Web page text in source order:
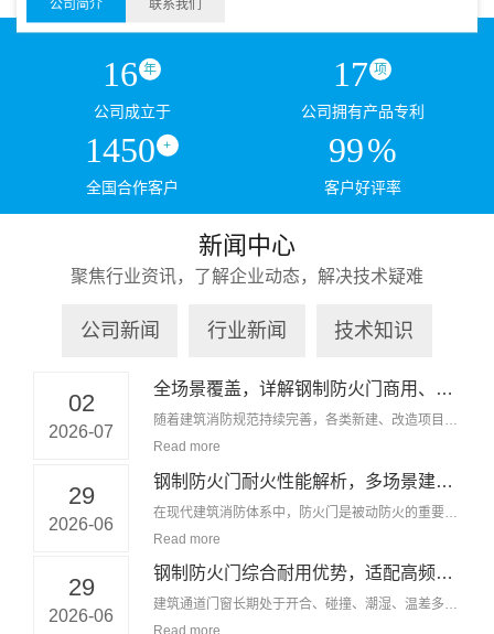
公司简介 联系我们
16 年
公司成立于
17 项
公司拥有产品专利
1450 +
全国合作客户
99%
客户好评率
新闻中心
聚焦行业资讯，了解企业动态，解决技术疑难
公司新闻 行业新闻 技术知识
02
2026-07
全场景覆盖，详解钢制防火门商用、工业多元...
随着建筑消防规范持续完善，各类新建、改造项目均
需配套对应等级防火分隔构件，钢制防火门凭借分级
耐火、结...
Read more
29
2026-06
钢制防火门耐火性能解析，多场景建筑防火分...
在现代建筑消防体系中，防火门是被动防火的重要组
成构件，钢制防火门凭借稳定的耐火表现，广泛应用
于各类民...
Read more
29
2026-06
钢制防火门综合耐用优势，适配高频通行复杂...
建筑通道门窗长期处于开合、碰撞、潮湿、温差多变
环境，材质耐用性直接影响消防设施长期使用效果，
Read more